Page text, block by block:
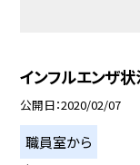
インフルエンザ
公開日 2020/02/07
職員室から